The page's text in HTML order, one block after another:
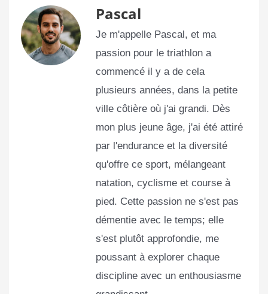
Pascal
Je m'appelle Pascal, et ma
passion pour le triathlon a
commencé il y a de cela
plusieurs années, dans la petite
ville côtière où j'ai grandi. Dès
mon plus jeune âge, j'ai été attiré
par l'endurance et la diversité
qu'offre ce sport, mélangeant
natation, cyclisme et course à
pied. Cette passion ne s'est pas
démentie avec le temps; elle
s'est plutôt approfondie, me
poussant à explorer chaque
discipline avec un enthousiasme